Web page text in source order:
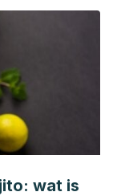
wat is